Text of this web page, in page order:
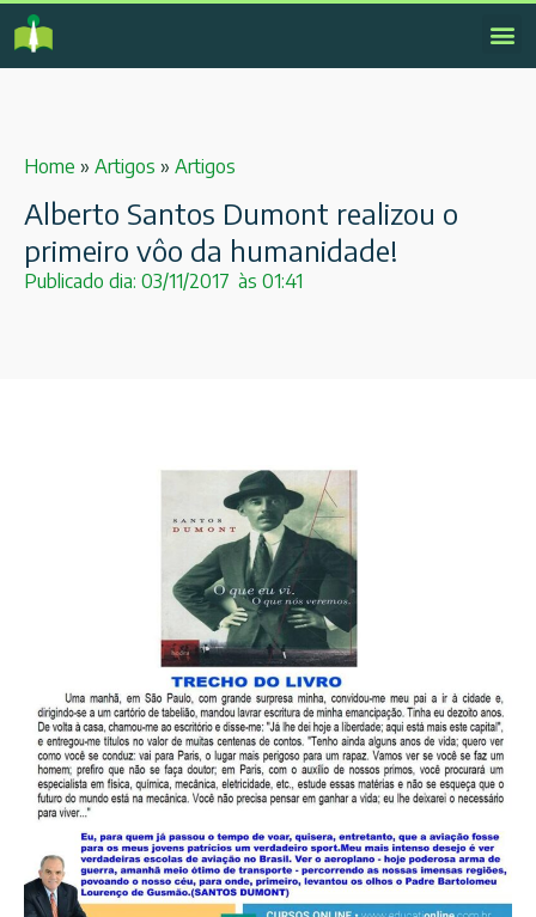
Home » Artigos » Artigos
Alberto Santos Dumont realizou o
primeiro vôo da humanidade!
Publicado dia: 03/11/2017 às 01:41